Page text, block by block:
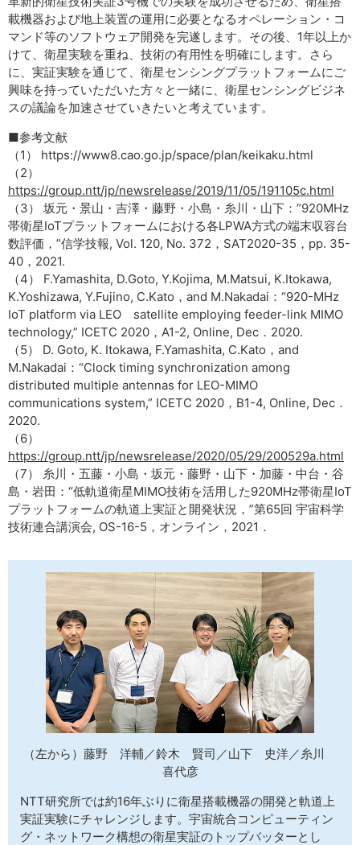
載機器および地上装置の運用に必要となるオペレーション・コ
マンド等のソフトウェア開発を完遂します。その後、1年以上か
けて、衛星実験を重ね、技術の有用性を明確にします。さら
に、実証実験を通じて、衛星センシングプラットフォームにご
興味を持っていただいた方々と一緒に、衛星センシングビジネ
スの議論を加速させていきたいと考えています。
■参考文献
（1） https://www8.cao.go.jp/space/plan/keikaku.html
（2）
https://group.ntt/jp/newsrelease/2019/11/05/191105c.html
（3） 坂元・景山・吉澤・藤野・小島・糸川・山下：“920MHz
帯衛星IoTプラットフォームにおける各LPWA方式の端末収容台
数評価，”信学技報, Vol. 120, No. 372，SAT2020-35，pp. 35-
40，2021.
（4） F.Yamashita, D.Goto, Y.Kojima, M.Matsui, K.Itokawa,
K.Yoshizawa, Y.Fujino, C.Kato，and M.Nakadai：“920-MHz
IoT platform via LEO satellite employing feeder-link MIMO
technology,” ICETC 2020，A1-2, Online, Dec．2020.
（5） D. Goto, K. Itokawa, F.Yamashita, C.Kato，and
M.Nakadai：“Clock timing synchronization among
distributed multiple antennas for LEO-MIMO
communications system,” ICETC 2020，B1-4, Online, Dec．
2020.
（6）
https://group.ntt/jp/newsrelease/2020/05/29/200529a.html
（7） 糸川・五藤・小島・坂元・藤野・山下・加藤・中台・谷
島・岩田：“低軌道衛星MIMO技術を活用した920MHz帯衛星IoT
プラットフォームの軌道上実証と開発状況，”第65回 宇宙科学
技術連合講演会, OS-16-5，オンライン，2021．
（左から）藤野 洋輔／鈴木 賢司／山下 史洋／糸川
喜代彦
NTT研究所では約16年ぶりに衛星搭載機器の開発と軌道上
実証実験にチャレンジします。宇宙統合コンピューティン
グ・ネットワーク構想の衛星実証のトップバッターとし